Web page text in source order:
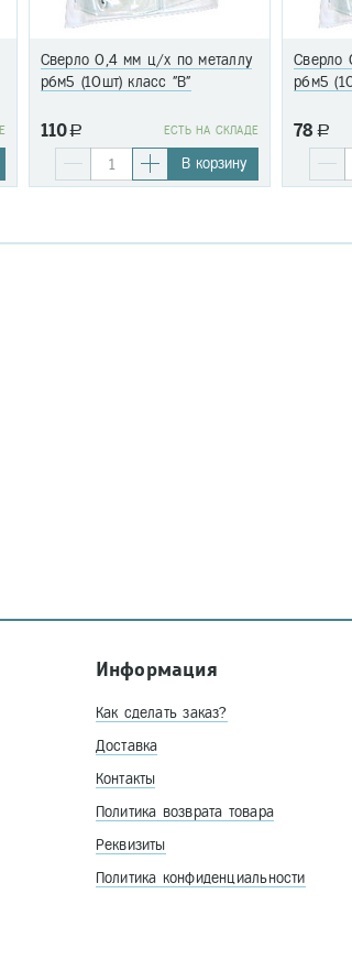
Сверло 0,4 мм ц/х по металлу
р6м5 (10шт) класс "В"
110a EСТЬ НА СКЛАДЕ
В корзину
Сверло
р6м5
78 a
Информация
Как сделать заказ?
Доставка
Контакты
Политика возврата товара
Реквизиты
Политика конфиденциальности